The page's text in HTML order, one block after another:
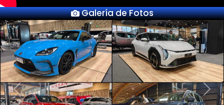
Galería de Fotos
Previous Next